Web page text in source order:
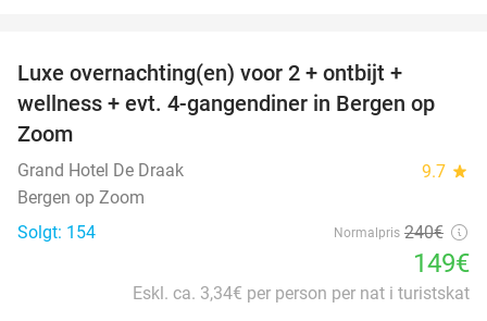
Luxe overnachting(en) voor 2 + ontbijt +
wellness + evt. 4-gangendiner in Bergen op
Zoom
Grand Hotel De Draak 9.7 star
Bergen op Zoom
Solgt: 154
Normalpris 240€
149€
Eskl. ca. 3,34€ per person per nat i turistskat